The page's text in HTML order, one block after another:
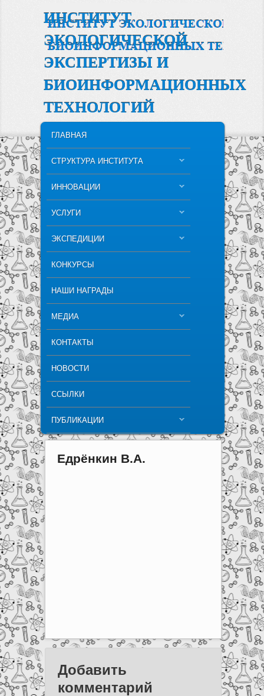
ИНСТИТУТ
ЭКОЛОГИЧЕСКОЙ
ЭКСПЕРТИЗЫ И
БИОИНФОРМАЦИОННЫХ
ТЕХНОЛОГИЙ
SKIP TO PRIMARY CONTENT
SKIP TO SECONDARY CONTENT
ГЛАВНАЯ
СТРУКТУРА ИНСТИТУТА
ИННОВАЦИИ
УСЛУГИ
ЭКСПЕДИЦИИ
КОНКУРСЫ
НАШИ НАГРАДЫ
МЕДИА
КОНТАКТЫ
НОВОСТИ
ССЫЛКИ
ПУБЛИКАЦИИ
Едрёнкин В.А.
Добавить
комментарий